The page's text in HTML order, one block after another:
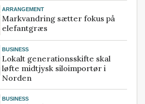
ARRANGEMENT
Markvandring sætter fokus på
elefantgræs
BUSINESS
Lokalt generationsskifte skal
løfte midtjysk siloimportør i
Norden
BUSINESS